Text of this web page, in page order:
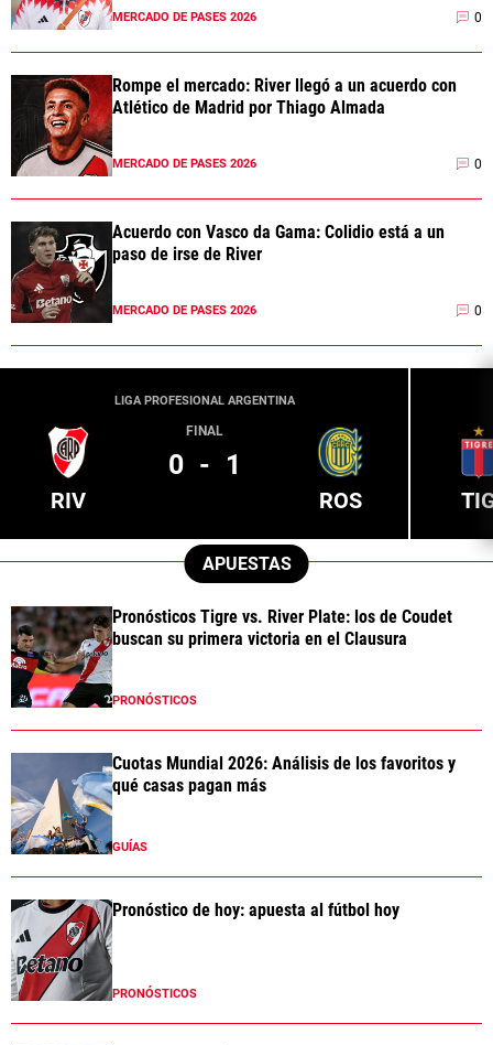
MERCADO DE PASES 2026 0
Rompe el mercado: River llegó a un acuerdo con
Atlético de Madrid por Thiago Almada
MERCADO DE PASES 2026 0
Acuerdo con Vasco da Gama: Colidio está a un
paso de irse de River
MERCADO DE PASES 2026 0
LIGA PROFESIONAL ARGENTINA
RIV
FINAL
0 - 1
ROS
APUESTAS
Pronósticos Tigre vs. River Plate: los de Coudet
buscan su primera victoria en el Clausura
PRONÓSTICOS
Cuotas Mundial 2026: Análisis de los favoritos y
qué casas pagan más
GUÍAS
Pronóstico de hoy: apuesta al fútbol hoy
PRONÓSTICOS